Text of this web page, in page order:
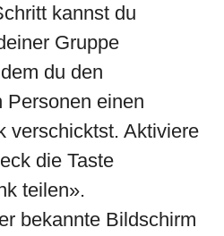
kannst du
Gruppe
du den
Personen einen
verschicktst. Aktiviere
die Taste
teilen».
bekannte Bildschirm